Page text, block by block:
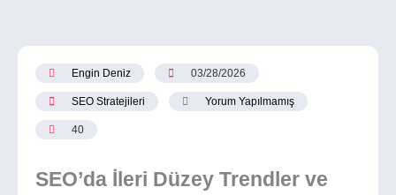
Engin Deniz 03/28/2026
SEO Stratejileri Yorum Yapılmamış
40
SEO’da İleri Düzey Trendler ve